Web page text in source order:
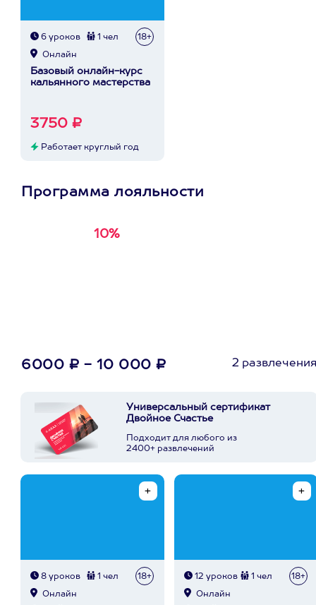
6 уроков 1 чел 18+
Онлайн
Базовый онлайн-курс
кальянного мастерства
3750 ₽
Работает круглый год
Программа лояльности
10%
6000 ₽ - 10 000 ₽ 2
Универсальный сертификат
Двойное Счастье
Подходит для любого из
2400+ развлечений
8 уроков 1 чел 18+
Онлайн
12 уроков 1 чел 18+
Онлайн